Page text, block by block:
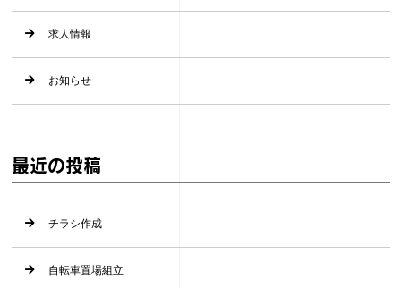
求人情報
お知らせ
最近の投稿
チラシ作成
自転車置場組立